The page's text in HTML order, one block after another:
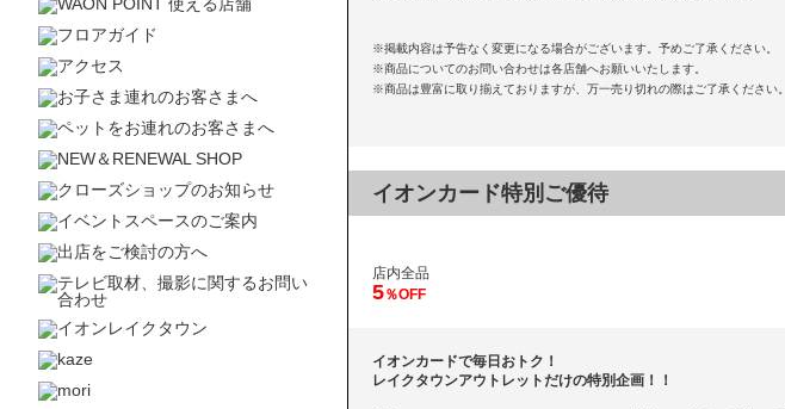
※掲載内容は予告なく変更になる場合がございます。予めご了承ください。
※商品についてのお問い合わせは各店舗へお願いいたします。
※商品は豊富に取り揃えておりますが、万一売り切れの際はご了承ください。
イオンカード特別ご優待
店内全品
5％OFF
イオンカードで毎日おトク！
レイクタウンアウトレットだけの特別企画！！